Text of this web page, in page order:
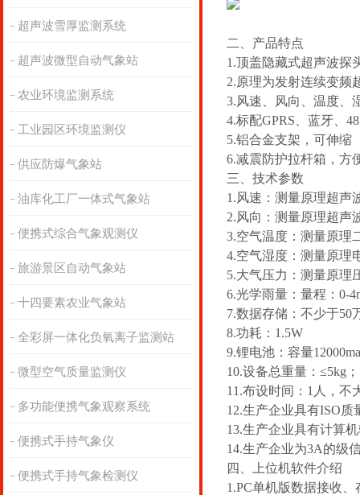
超声波雪厚监测系统
超声波微型自动气象站
农业环境监测系统
工业园区环境监测仪
供应防爆气象站
油库化工厂一体式气象站
便携式综合气象观测仪
旅游景区自动气象站
十四要素农业气象站
全彩屏一体化负氧离子监测站
微型空气质量监测仪
多功能便携气象观察系统
便携式手持气象仪
便携式手持气象检测仪
二、产品特点
1.顶盖隐藏式超声波
2.原理为发射连续变
3.风速、风向、温度、
4.标配GPRS、蓝牙、
5.铝合金支架，可伸缩
6.减震防护拉杆箱，方
三、技术参数
1.风速：测量原理超声
2.风向：测量原理超声
3.空气温度：测量原
4.空气湿度：测量原理
5.大气压力：测量原理
6.光学雨量：量程：0-
7.数据存储：不少于50
8.功耗：1.5W
9.锂电池：容量
10.设备总重量：≤5kg；
11.布设时间：1人，不
12.生产企业具有ISO
13.生产企业具有计算
14.生产企业为3A的级
四、上位机软件介绍
1.PC单机版数据接收